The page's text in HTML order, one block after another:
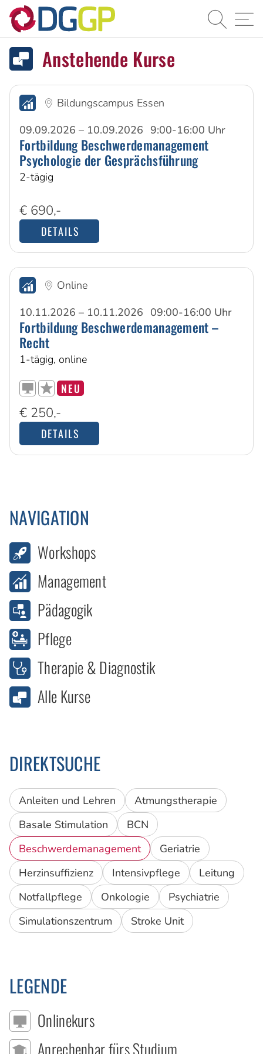
Suche
Anstehende Kurse
Bildungscampus Essen
09.09.2026 – 10.09.2026 9:00-16:00 Uhr
Fortbildung Beschwerdemanagement
Psychologie der Gesprächsführung
2-tägig
€ 690,-
DETAILS
Online
10.11.2026 – 10.11.2026 09:00-16:00 Uhr
Fortbildung Beschwerdemanagement –
Recht
1-tägig, online
NEU
€ 250,-
DETAILS
NAVIGATION
Workshops
Management
Pädagogik
Pflege
Therapie & Diagnostik
Alle Kurse
DIREKTSUCHE
Anleiten und Lehren
Atmungstherapie
Basale Stimulation
BCN
Beschwerdemanagement
Geriatrie
Herzinsuffizienz
Intensivpflege
Leitung
Notfallpflege
Onkologie
Psychiatrie
Simulationszentrum
Stroke Unit
LEGENDE
Onlinekurs
Anrechenbar fürs Studium